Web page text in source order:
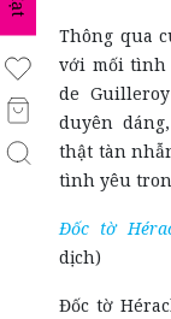
Thông qua
với mối tình
de
duyên
thật tàn
tình yêu
Đốc tờ
dịch)
Đốc tờ